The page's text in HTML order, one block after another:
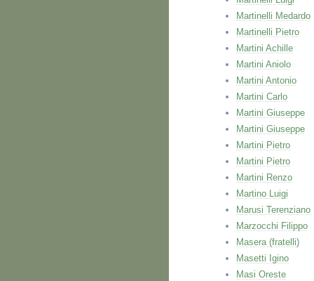
Martinelli Medardo
Martinelli Pietro
Martini Achille
Martini Aniolo
Martini Antonio
Martini Carlo
Martini Giuseppe
Martini Giuseppe
Martini Pietro
Martini Pietro
Martini Renzo
Martino Luigi
Marusi Terenziano
Marzocchi Filippo
Masera (fratelli)
Masetti Igino
Masi Oreste